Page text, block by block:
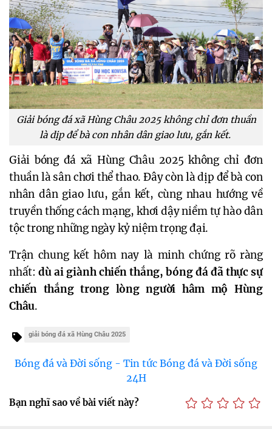
Giải bóng đá xã Hùng Châu 2025 không chỉ đơn thuần
là dịp để bà con nhân dân giao lưu, gắn kết.
Giải bóng đá xã Hùng Châu 2025 không chỉ đơn
thuần là sân chơi thể thao. Đây còn là dịp để bà con
nhân dân giao lưu, gắn kết, cùng nhau hướng về
truyền thống cách mạng, khơi dậy niềm tự hào dân
tộc trong những ngày kỷ niệm trọng đại.
Trận chung kết hôm nay là minh chứng rõ ràng
nhất:dù ai giành chiến thắng, bóng đá đã thực sự
chiến thắng trong lòng người hâm mộ Hùng
Châu.
giải bóng đá xã Hùng Châu 2025
Bóng đá và Đời sống - Tin tức Bóng đá và Đời sống
24H
Bạn nghĩ sao về bài viết này?